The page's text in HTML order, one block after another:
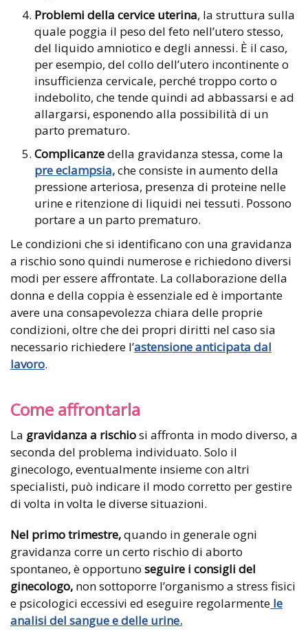
Problemi della cervice uterina, la struttura sulla
quale poggia il peso del feto nell’utero stesso,
del liquido amniotico e degli annessi. È il caso,
per esempio, del collo dell’utero incontinente o
insufficienza cervicale, perché troppo corto o
indebolito, che tende quindi ad abbassarsi e ad
allargarsi, esponendo alla possibilità di un
parto prematuro.
Complicanzedella gravidanza stessa, come la
pre eclampsia,che consiste in aumento della
pressione arteriosa, presenza di proteine nelle
urine e ritenzione di liquidi nei tessuti. Possono
portare a un parto prematuro.
Le condizioni che si identificano con una gravidanza
a rischio sono quindi numerose e richiedono diversi
modi per essere affrontate. La collaborazione della
donna e della coppia è essenziale ed è importante
avere una consapevolezza chiara delle proprie
condizioni, oltre che dei propri diritti nel caso sia
necessario richiedere l’astensione anticipata dal
lavoro.
Come affrontarla
La gravidanza a rischiosi affronta in modo diverso, a
seconda del problema individuato. Solo il
ginecologo, eventualmente insieme con altri
specialisti, può indicare il modo corretto per gestire
di volta in volta le diverse situazioni.
Nel primo trimestre,quando in generale ogni
gravidanza corre un certo rischio di aborto
spontaneo, è opportuno seguire i consigli del
ginecologo, non sottoporre l’organismo a stress fisici
e psicologici eccessivi ed eseguire regolarmente le
analisi del sangue e delle urine.